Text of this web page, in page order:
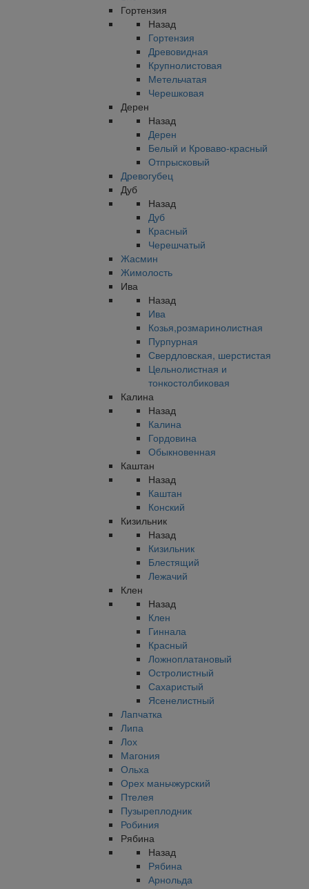
Гортензия
Назад
Гортензия
Древовидная
Крупнолистовая
Метельчатая
Черешковая
Дерен
Назад
Дерен
Белый и Кроваво-красный
Отпрысковый
Древогубец
Дуб
Назад
Дуб
Красный
Черешчатый
Жасмин
Жимолость
Ива
Назад
Ива
Козья,розмаринолистная
Пурпурная
Свердловская, шерстистая
Цельнолистная и
тонкостолбиковая
Калина
Назад
Калина
Гордовина
Обыкновенная
Каштан
Назад
Каштан
Конский
Кизильник
Назад
Кизильник
Блестящий
Лежачий
Клен
Назад
Клен
Гиннала
Красный
Ложноплатановый
Остролистный
Сахаристый
Ясенелистный
Лапчатка
Липа
Лох
Магония
Ольха
Орех маньчжурский
Птелея
Пузыреплодник
Робиния
Рябина
Назад
Рябина
Арнольда